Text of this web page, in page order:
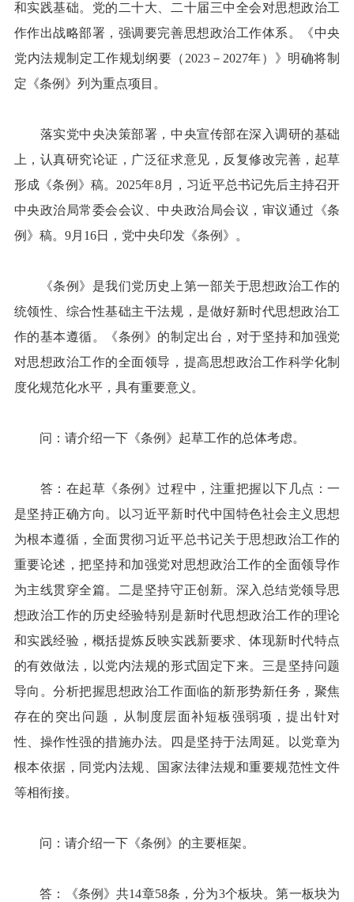
和实践基础。党的二十大、二十届三中全会对思想政治工
作作出战略部署，强调要完善思想政治工作体系。《中央
党内法规制定工作规划纲要（2023－2027年）》明确将制
定《条例》列为重点项目。
落实党中央决策部署，中央宣传部在深入调研的基础
上，认真研究论证，广泛征求意见，反复修改完善，起草
形成《条例》稿。2025年8月，习近平总书记先后主持召开
中央政治局常委会会议、中央政治局会议，审议通过《条
例》稿。9月16日，党中央印发《条例》。
《条例》是我们党历史上第一部关于思想政治工作的
统领性、综合性基础主干法规，是做好新时代思想政治工
作的基本遵循。《条例》的制定出台，对于坚持和加强党
对思想政治工作的全面领导，提高思想政治工作科学化制
度化规范化水平，具有重要意义。
问：请介绍一下《条例》起草工作的总体考虑。
答：在起草《条例》过程中，注重把握以下几点：一
是坚持正确方向。以习近平新时代中国特色社会主义思想
为根本遵循，全面贯彻习近平总书记关于思想政治工作的
重要论述，把坚持和加强党对思想政治工作的全面领导作
为主线贯穿全篇。二是坚持守正创新。深入总结党领导思
想政治工作的历史经验特别是新时代思想政治工作的理论
和实践经验，概括提炼反映实践新要求、体现新时代特点
的有效做法，以党内法规的形式固定下来。三是坚持问题
导向。分析把握思想政治工作面临的新形势新任务，聚焦
存在的突出问题，从制度层面补短板强弱项，提出针对
性、操作性强的措施办法。四是坚持于法周延。以党章为
根本依据，同党内法规、国家法律法规和重要规范性文件
等相衔接。
问：请介绍一下《条例》的主要框架。
答：《条例》共14章58条，分为3个板块。第一板块为